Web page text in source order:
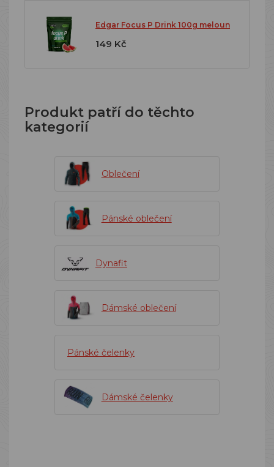
Edgar Focus P Drink 100g meloun
149 Kč
Produkt patří do těchto
kategorií
Oblečení
Pánské oblečení
Dynafit
Dámské oblečení
Pánské čelenky
Dámské čelenky